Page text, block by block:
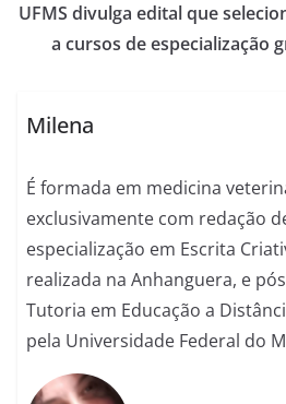
UFMS divulga edital que
a cursos de especialização
Milena
É formada em medicina
exclusivamente com redação
especialização em Escrita
realizada na Anhanguera, e
Tutoria em Educação a
pela Universidade Federal do